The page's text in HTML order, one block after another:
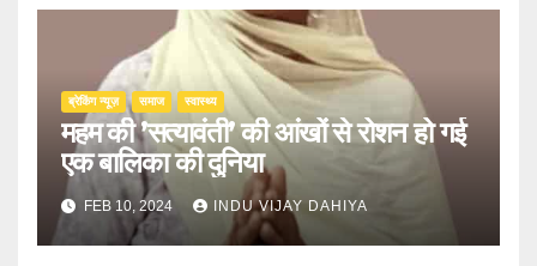
ब्रेकिंग न्यूज़ समाज स्वास्थ्य
महम की ’सत्यावंती’ की आंखों से रोशन हो गई
एक बालिका की दुनिया
FEB 10, 2024 INDU VIJAY DAHIYA